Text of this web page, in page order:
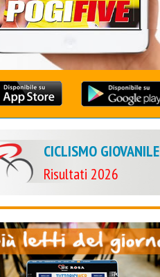
CICLISMO GIOVANILE
Risultati 2026